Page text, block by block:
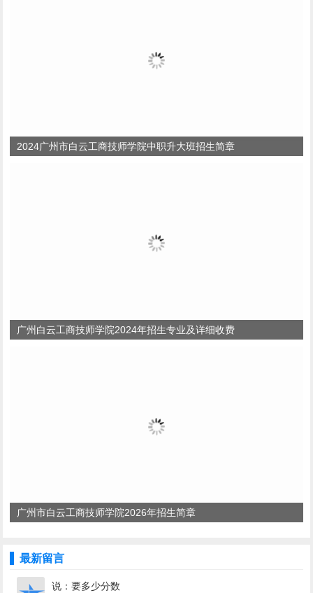
2024广州市白云工商技师学院中职升大班招生简章
广州白云工商技师学院2024年招生专业及详细收费
广州市白云工商技师学院2026年招生简章
最新留言
说：要多少分数